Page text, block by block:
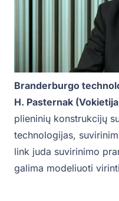
Branderburgo
H. Pasternak
plieninių konstrukcijų
technologijas,
link juda suvirinimo
galima modeliuoti